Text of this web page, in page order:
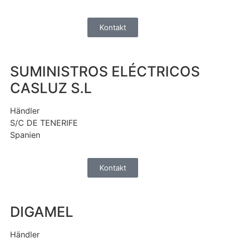
Kontakt
SUMINISTROS ELÉCTRICOS
CASLUZ S.L
Händler
S/C DE TENERIFE
Spanien
Kontakt
DIGAMEL
Händler